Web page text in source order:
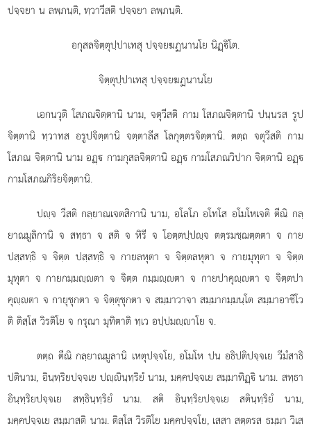
ปจฺจยา น ลพฺภนฺติ, ทฺวาวีสติ ปจฺจยา ลพฺภนฺติ.
อกุสลจิตฺตุปฺปาเทสุ ปจฺจยฆฏนานโย นิฏฺิโต.
จิตฺตุปฺปาเทสุ ปจฺจยฆฏนานโย
เอกนวุติ โสภณจิตฺตานิ นาม, จตุวีสติ กาม โสภณจิตฺตานิ ปนฺนรส รูป
จิตฺตานิ ทฺวาทส อรูปจิตฺตานิ จตฺตาลีส โลกุตฺตรจิตฺตานิ. ตตฺถ จตุวีสติ กาม
โสภณ จิตฺตานิ นาม อฏฺ กามกุสลจิตฺตานิ อฏฺ กามโสภณวิปาก จิตฺตานิ อฏฺ
กามโสภณกิริยจิตฺตานิ.
ปฺจ วีสติ กลฺยาณเจตสิกานิ นาม, อโลโภ อโทโส อโมโหเจติ ตีณิ กลฺ
ยาณมูลิกานิ จ สทฺธา จ สติ จ หิรี จ โอตฺตปฺปฺจ ตตฺรมชฺฌตฺตตา จ กาย
ปสฺสทฺธิ จ จิตฺต ปสฺสทฺธิ จ กายลหุตา จ จิตฺตลหุตา จ กายมุทุตา จ จิตฺต
มุทุตา จ กายกมฺมฺตา จ จิตฺต กมฺมฺตา จ กายปาคุฺตา จ จิตฺตปา
คุฺตา จ กายุชุกตา จ จิตฺตุชุกตาจ สมฺมาวาจา สมฺมากมฺมนฺโต สมฺมาอาชีโว
ติ ติสฺโส วิรติโย จ กรุณา มุทิตาติ ทฺเว อปฺปมฺาโย จ.
ตตฺถ ตีณิ กลฺยาณมูลานิ เหตุปจฺจโย, อโมโห ปน อธิปติปจฺจเย วีมํสาธิ
ปตินาม, อินฺทฺริยปจฺจเย ปฺินฺทฺริยํ นาม, มคฺคปจฺจเย สมฺมาทิฏฺิ นาม. สทฺธา
อินฺทฺริยปจฺจเย สทฺธินฺทฺริยํ นาม. สติ อินฺทฺริยปจฺจเย สตินฺทฺริยํ นาม,
มคฺคปจฺจเย สมฺมาสติ นาม. ติสฺโส วิรติโย มคฺคปจฺจโย, เสสา สตฺตรส ธมฺมา วิเส